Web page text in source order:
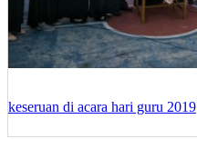
keseruan di acara hari guru 2019